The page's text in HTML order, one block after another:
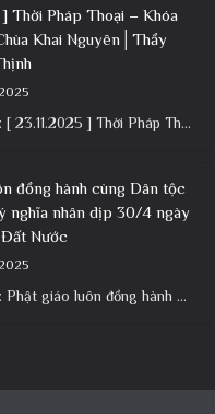
Thời Pháp Thoại – Khóa
Khai Nguyên│Thầy
+ Pháp thoại: [ 23.11.2025 ] Thời Pháp Thoại – Khóa Chuyên Tu Chùa Khai Nguyên│Thầy Thích Đạo Thịnh +
đồng hành cùng Dân tộc
nghĩa nhân dịp 30/4 ngày
Nước
+ Pháp thoại: Phật giáo luôn đồng hành cùng Dân tộc – Bài giảng ý nghĩa nhân dịp 30/4 ngày